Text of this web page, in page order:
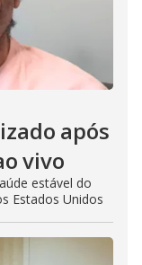
após
vivo
estável do
Estados Unidos